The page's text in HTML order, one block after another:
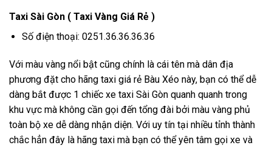
Taxi Sài Gòn ( Taxi Vàng Giá Rẻ )
Số điện thoại: 0251.36.36.36.36
Với màu vàng nổi bật cũng chính là cái tên mà dân địa
phương đặt cho hãng taxi giá rẻ Bàu Xéo này, bạn có thể dễ
dàng bắt được 1 chiếc xe taxi Sài Gòn quanh quanh trong
khu vực mà không cần gọi đến tổng đài bởi màu vàng phủ
toàn bộ xe dễ dàng nhận diện. Với uy tín tại nhiều tỉnh thành
chắc hẳn đây là hãng taxi mà bạn có thể yên tâm gọi xe và